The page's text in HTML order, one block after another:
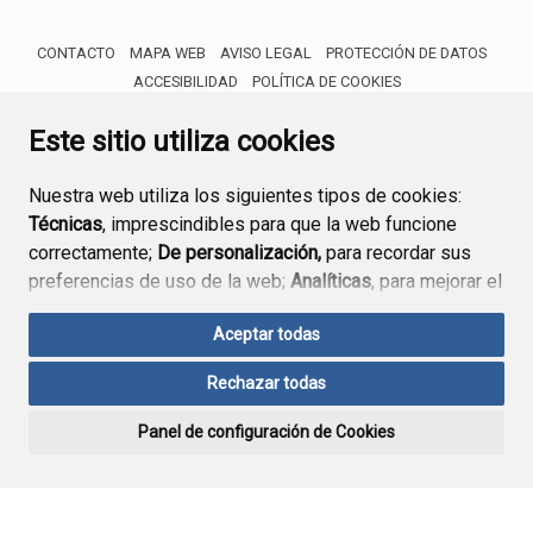
Este sitio utiliza cookies
Nuestra web utiliza los siguientes tipos de cookies:
Técnicas, imprescindibles para que la web funcione
correctamente; De personalización, para recordar sus
preferencias de uso de la web; Analíticas, para mejorar el
funcionamiento de la web y sus servicios.
Si acepta pulsando el botón“Aceptar todas”
consideramos que acepta su uso. Si pulsa el botón
ninguna acción, se guardarán las cookies técnicas
Aceptar todas
Rechazar todas
Panel de configuración de Cookies
CONTACTO MAPA WEB AVISO LEGAL
PROTECCIÓN DE DATOS
ACCESIBILIDAD
POLÍTICA DE COOKIES